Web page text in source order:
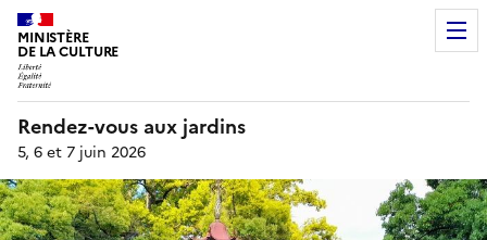
MINISTÈRE
DE LA CULTURE
Rendez-vous aux jardins
5, 6 et 7 juin 2026